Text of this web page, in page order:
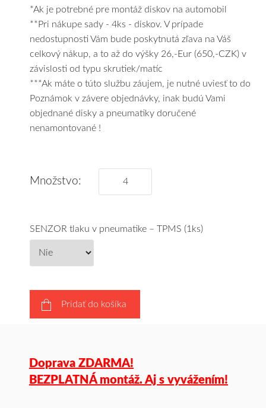
pošleme
zadarmo.
*Ak je potrebné pre montáž diskov na automobil
**Pri nákupe sady - 4ks - diskov. V prípade
nedostupnosti Vám bude poskytnutá zľava na Váš
celkový nákup, a to až do výšky 26,-Eur (650,-CZK) v
závislosti od typu skrutiek/matíc
***Ak máte o túto službu záujem, je nutné uviesť to do
Poznámok v závere objednávky, inak budú Vami
objednané disky a pneumatiky doručené
nenamontované !
Množstvo:
SENZOR tlaku v pneumatike – TPMS (1ks)
Pridať do košíka
Doprava ZDARMA!
BEZPLATNÁ montáž. Aj s vyvážením!